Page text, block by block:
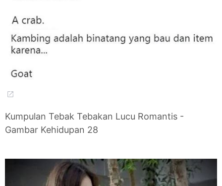
Kumpulan Tebak Tebakan Lucu Romantis -
Gambar Kehidupan 28